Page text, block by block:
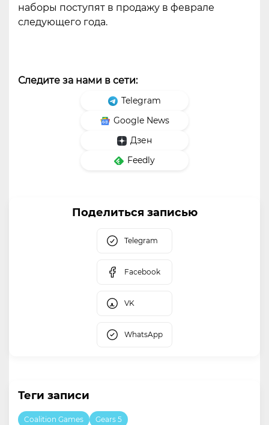
наборы поступят в продажу в феврале
следующего года.
Следите за нами в сети:
Telegram
Google News
Дзен
Feedly
Поделиться записью
Telegram
Facebook
VK
WhatsApp
Теги записи
Coalition Games Gears 5